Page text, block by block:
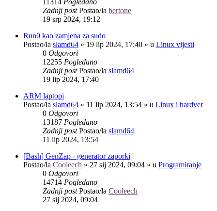
Zadnji postPostao/la bertone
19 srp 2024, 19:12
Run0 kao zamjena za sudo
Postao/la slamd64 » 19 lip 2024, 17:40 » u Linux vijesti
0 Odgovori
12255 Pogledano
Zadnji postPostao/la slamd64
19 lip 2024, 17:40
ARM laptopi
Postao/la slamd64 » 11 lip 2024, 13:54 » u Linux i hardver
0 Odgovori
13187 Pogledano
Zadnji postPostao/la slamd64
11 lip 2024, 13:54
[Bash] GenZap - generator zaporki
Postao/la Cooleech » 27 sij 2024, 09:04 » u Programiranje
0 Odgovori
14714 Pogledano
Zadnji postPostao/la Cooleech
27 sij 2024, 09:04